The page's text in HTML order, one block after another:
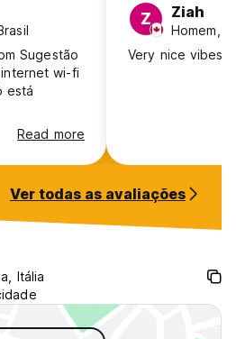
wi-fi
está
Read more
Z Ziah
Homem,
Very nice vibes
Ver todas as avaliações
Itália